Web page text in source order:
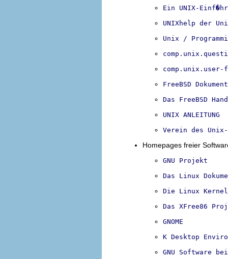
Ein UNIX-
UNIXhelp der
Unix /
comp.unix.user-
FreeBSD
Das FreeBSD
UNIX ANLEITUNG
Verein des Unix-
Homepages freier
GNU Projekt
Das Linux
Die Linux
Das XFree86
GNOME
K Desktop
GNU Software